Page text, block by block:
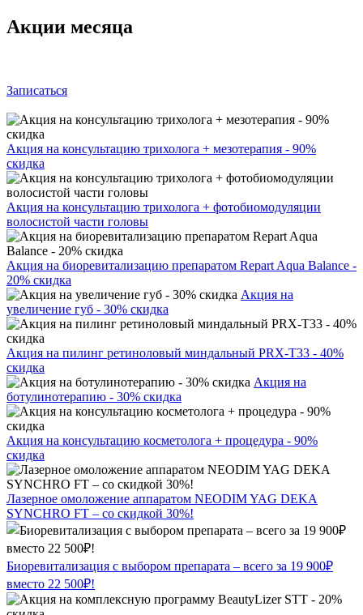
Акции месяца
Записаться
Акция на консультацию трихолога + мезотерапия - 90%
скидка
Акция на консультацию трихолога + фотобиомодуляции
волосистой части головы
Акция на биоревитализацию препаратом Repart Aqua Balance -
20% скидка
Акция на
увеличение губ - 30% скидка
Акция на пилинг ретиноловый миндальный PRX-T33 - 40%
скидка
Акция на
ботулинотерапию - 30% скидка
Акция на консультацию косметолога + процедура - 90%
скидка
Лазерное омоложение аппаратом NEODIM YAG DEKA
SYNCHRO FT – со скидкой 30%!
Биоревитализация с выбором препарата – всего за 19 900₽
вместо 22 500₽!